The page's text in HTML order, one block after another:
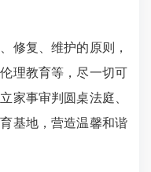
复、维护的原则，
理教育等，尽一切可
家事审判圆桌法庭、
基地，营造温馨和谐